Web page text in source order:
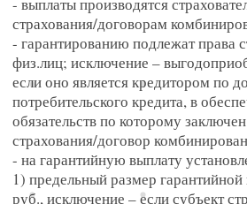
страхования/договорам
- гарантированию подлежат права
физ.лиц; исключение –
если оно является кредитором по
потребительского кредита, в
обязательств по которому
страхования/договор
- на гарантийную выплату
1) предельный размер
руб., исключение – если субъект